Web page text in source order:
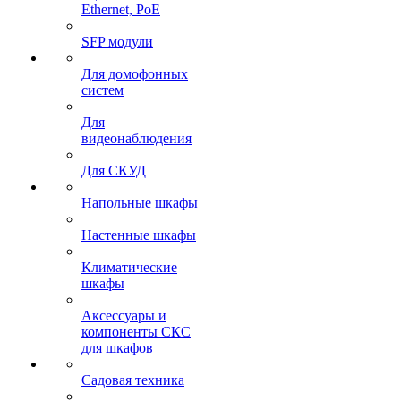
Ethernet, PoE
SFP модули
Для домофонных
систем
Для
видеонаблюдения
Для СКУД
Напольные шкафы
Настенные шкафы
Климатические
шкафы
Аксессуары и
компоненты СКС
для шкафов
Садовая техника